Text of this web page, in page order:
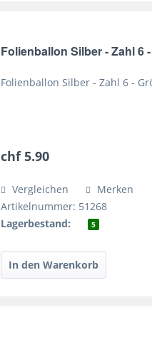
Folienballon Silber - Zahl 6
Folienballon Silber - Zahl 6 -
chf 5.90
Vergleichen
Merken
Artikelnummer: 51268
Lagerbestand:
5